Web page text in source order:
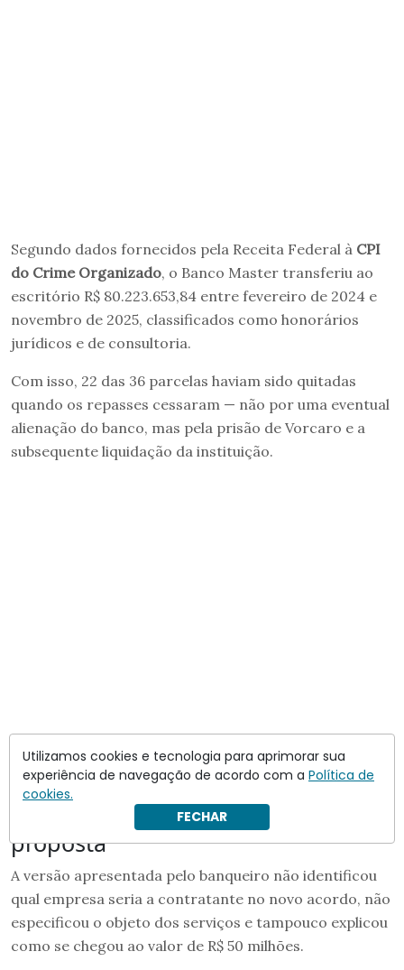
Segundo dados fornecidos pela Receita Federal à CPI
do Crime Organizado, o Banco Master transferiu ao
escritório R$ 80.223.653,84 entre fevereiro de 2024 e
novembro de 2025, classificados como honorários
jurídicos e de consultoria.
Com isso, 22 das 36 parcelas haviam sido quitadas
quando os repasses cessaram — não por uma eventual
alienação do banco, mas pela prisão de Vorcaro e a
subsequente liquidação da instituição.
Lacunas que derrubaram a
proposta
A versão apresentada pelo banqueiro não identificou
qual empresa seria a contratante no novo acordo, não
especificou o objeto dos serviços e tampouco explicou
como se chegou ao valor de R$ 50 milhões.
Utilizamos cookies e tecnologia para aprimorar sua
experiência de navegação de acordo com a Política de
cookies.
FECHAR